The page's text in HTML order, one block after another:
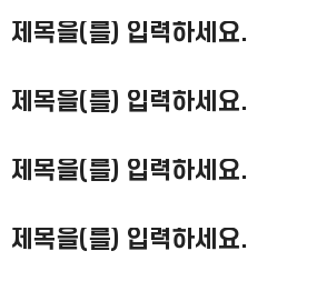
제목을(를) 입력하세요.
제목을(를) 입력하세요.
제목을(를) 입력하세요.
제목을(를) 입력하세요.